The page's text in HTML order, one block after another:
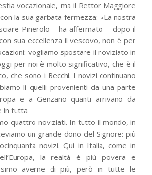
vocazionale, ma il Rettor Maggiore
la sua garbata fermezza: «La nostra
Pinerolo – ha affermato – dopo il
sua eccellenza il vescovo, non è per
vogliamo spostare il noviziato in
per noi è molto significativo, che è il
che sono i Becchi. I novizi continuano
lì quelli provenienti da una parte
e a Genzano quanti arrivano da
in tutta
quattro noviziati. In tutto il mondo, in
un grande dono del Signore: più
novizi. Qui in Italia, come in
la realtà è più povera e
averne di più, però in tutte le